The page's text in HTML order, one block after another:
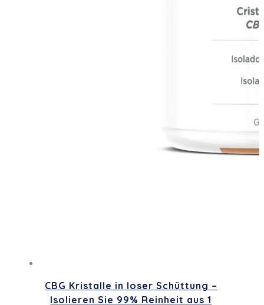
CBG Kristalle in loser Schüttung –
Isolieren Sie 99% Reinheit aus 1